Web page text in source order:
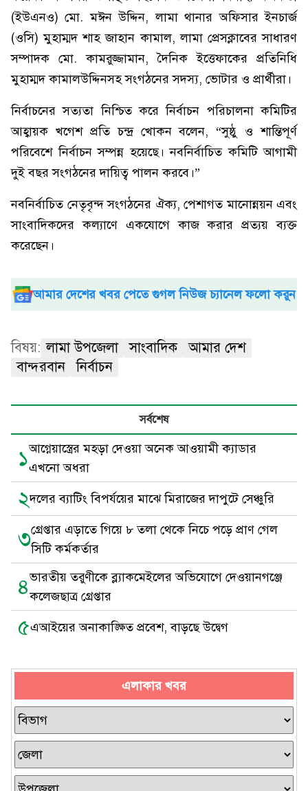
(ইউএনও) মো. মঈন উদ্দিন, লামা থানার অফিসার ইনচার্জ
(ওসি) মুহাম্মদ শাহ জাহান কামাল, লামা প্রেসক্লাবের সাধারণ
সম্পাদক মো. কামরুজ্জামান, দৈনিক ইত্তেফাকের প্রতিনিধি
মুহাম্মদ কামালউদ্দিনসহ সংগঠনের সদস্য, ভোটার ও প্রার্থীরা।
নির্বাচনের সত্যতা নিশ্চিত করে নির্বাচন পরিচালনা কমিটির
আহ্বায়ক খগেশ প্রতি চন্দ্র খোকন বলেন, “সুষ্ঠু ও শান্তিপূর্ণ
পরিবেশে নির্বাচন সম্পন্ন হয়েছে। নবনির্বাচিত কমিটি আগামী
দুই বছর সংগঠনের দায়িত্ব পালন করবে।”
নবনির্বাচিত নেতৃবৃন্দ সংগঠনের ঐক্য, পেশাগত মানোন্নয়ন এবং
সাংবাদিকদের কল্যাণে একযোগে কাজ করার প্রত্যয় ব্যক্ত
করেছেন।
আমার দেশের খবর পেতে গুগল নিউজ চ্যানেল ফলো করুন
বিষয়: লামা উপজেলা সাংবাদিক
আমার দেশ
বান্দরবান
নির্বাচন
সর্বশেষ
১আগ্নেয়াস্ত্রের মহড়া দেওয়া অনেক আওয়ামী ক্যাডার
এখনো অধরা
২দলের ব্যাটিং বিপর্যয়ের মাঝে মিরাজের দাপুটে সেঞ্চুরি
৩গ্রেপ্তার এড়াতে গিয়ে ৮ তলা থেকে নিচে পড়ে প্রাণ গেল
সিটি কর্মকর্তার
৪ভারতীয় তরুণীকে ব্ল্যাকমেইলের অভিযোগে দেওয়ানগঞ্জে
কলেজছাত্র গ্রেপ্তার
৫এআইয়ের অনাকাঙ্ক্ষিত প্রবেশ, বাড়ছে উদ্বেগ
এলাকার খবর